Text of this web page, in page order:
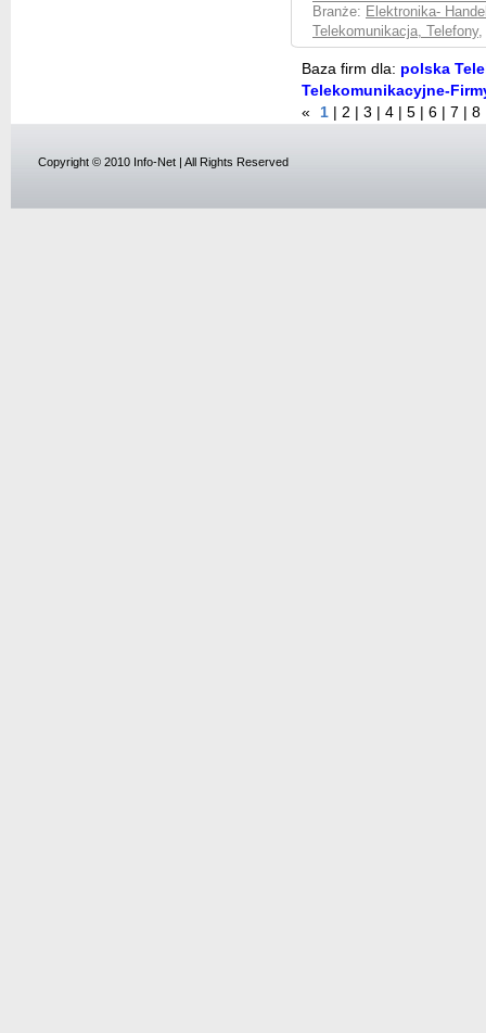
Branże: Elektronika-
Telekomunikacja, Telefony,
Baza firm dla: polska
Telekomunikacyjne-
«
1 2 3 4 5 6 7 8
Copyright © 2010 Info-Net | All Rights Reserved